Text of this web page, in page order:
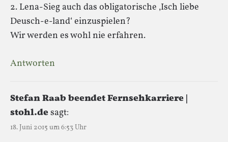
2. Lena-Sieg auch das obligatorische ‚Isch liebe
Deusch-e-land‘ einzuspielen?
Wir werden es wohl nie erfahren.
Antworten
Stefan Raab beendet Fernsehkarriere |
stohl.desagt:
18. Juni 2015 um 6:53 Uhr